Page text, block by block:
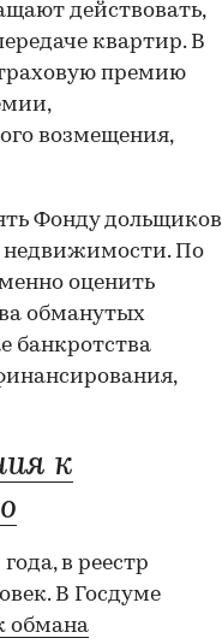
действовать,
квартир. В
премию
возмещения,
Фонду дольщиков
недвижимости. По
оценить
обманутых
банкротства
к
в реестр
В Госдуме
обмана